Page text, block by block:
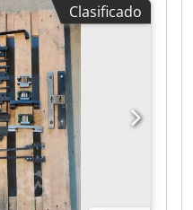
Clasificado